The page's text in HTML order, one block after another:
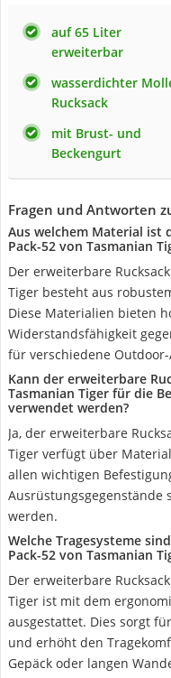
auf 65 Liter
erweiterbar
wasserdichter
Rucksack
mit Brust- und
Beckengurt
Fragen und Antworten
Aus welchem Material ist
Pack-52 von Tasmanian
Der erweiterbare
Tiger besteht aus
Diese Materialien bieten
Widerstandsfähigkeit
für verschiedene
Kann der erweiterbare
Tasmanian Tiger für die
verwendet werden?
Ja, der erweiterbare
Tiger verfügt über
allen wichtigen
Ausrüstungsgegenstände
werden.
Welche Tragesysteme
Pack-52 von Tasmanian
Der erweiterbare
Tiger ist mit dem
ausgestattet. Dies sorgt
und erhöht den
Gepäck oder langen